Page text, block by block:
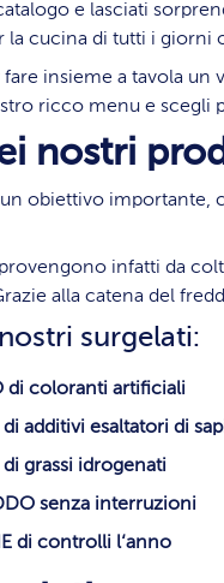
e lasciati
la cucina di tutti i giorni
fare insieme a tavola
ricco menu e scegli
nostri
obiettivo importante,
infatti da
alla catena del
surgelati:
di coloranti artificiali
di additivi esaltatori di
di grassi idrogenati
senza interruzioni
di controlli l‘anno